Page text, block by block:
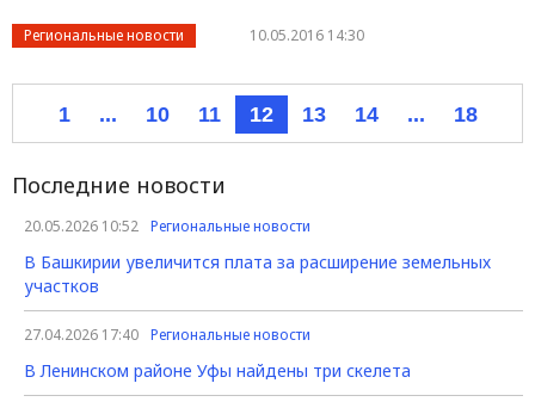
Региональные новости 10.05.2016 14:30
1 ... 10 11 12 13 14 ... 18
Последние новости
20.05.2026 10:52 Региональные новости
В Башкирии увеличится плата за расширение земельных
участков
27.04.2026 17:40 Региональные новости
В Ленинском районе Уфы найдены три скелета